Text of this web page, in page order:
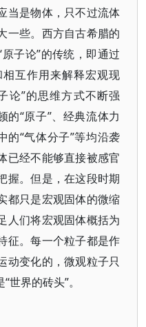
当是物体，只不过流体
一些。西方自古希腊的
子论”的传统，即通过
互作用来解释宏观现
论”的思维方式不断强
的“原子”、经典流体力
的“气体分子”等均沿袭
已经不能够直接被感官
握。但是，在这段时期
都只是宏观固体的微缩
人们将宏观固体概括为
征。每一个粒子都是作
动变化的，微观粒子只
世界的砖头”。